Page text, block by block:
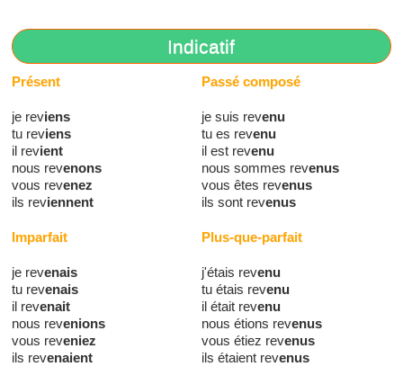
Indicatif
Présent
je reviens
tu reviens
il revient
nous revenons
vous revenez
ils reviennent
Passé composé
je suis revenu
tu es revenu
il est revenu
nous sommes revenus
vous êtes revenus
ils sont revenus
Imparfait
je revenais
tu revenais
il revenait
nous revenions
vous reveniez
ils revenaient
Plus-que-parfait
j'étais revenu
tu étais revenu
il était revenu
nous étions revenus
vous étiez revenus
ils étaient revenus